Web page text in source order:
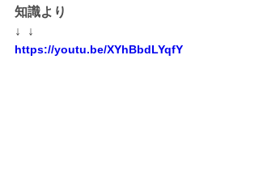
知識より
↓  ↓
https://youtu.be/XYhBbdLYqfY